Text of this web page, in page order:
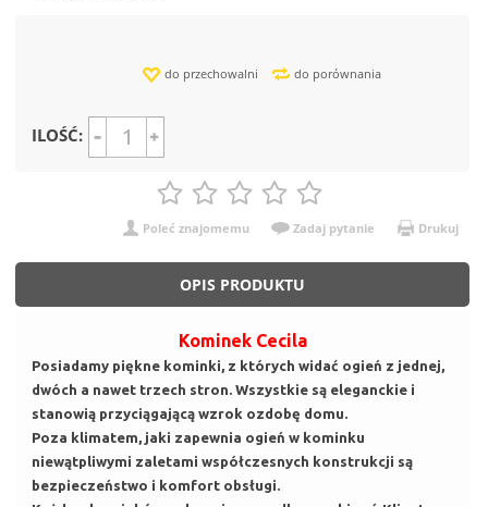
do przechowalni do porównania
ILOŚĆ:
Poleć znajomemu Zadaj pytanie Drukuj
OPIS PRODUKTU
Kominek Cecila
Posiadamy piękne kominki, z których widać ogień z jednej,
dwóch a nawet trzech stron. Wszystkie są eleganckie i
stanowią przyciągającą wzrok ozdobę domu.
Poza klimatem, jaki zapewnia ogień w kominku
niewątpliwymi zaletami współczesnych konstrukcji są
bezpieczeństwo i komfort obsługi.